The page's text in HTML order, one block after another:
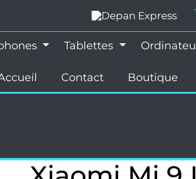
Tablettes
Contact Boutique